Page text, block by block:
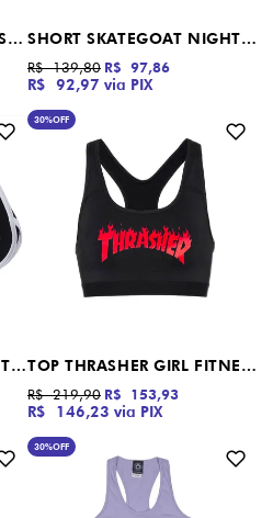
SHORT FLAME HOT THRASHER PRETO SHORT SKATEGOAT NIGHT THRASHER BRANCO
R$ 92,97 via PIX
R$ 139,80 R$ 97,86
SHORT SKATEGOAT NIGHT THRASHER PRETO
30%OFF
TOP THRASHER GIRL FITNESS FLAME HOT PRETO
R$ 146,23 via PIX
R$ 219,90 R$ 153,93
30%OFF